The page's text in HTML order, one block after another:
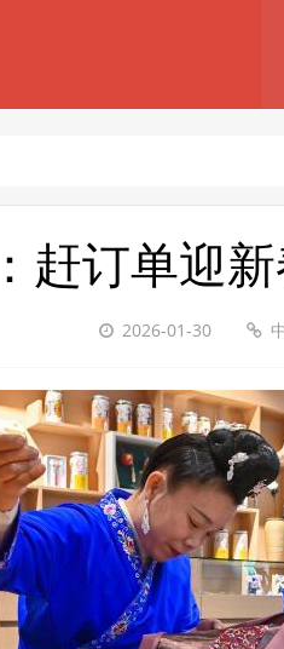
赶订单迎
2026-01-30